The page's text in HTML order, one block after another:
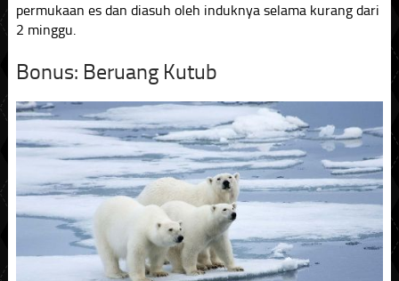
permukaan es dan diasuh oleh induknya selama kurang dari
2 minggu.
Bonus: Beruang Kutub